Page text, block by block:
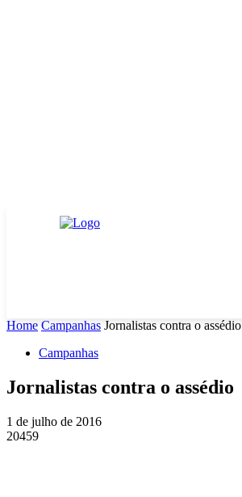
Home Campanhas Jornalistas contra o assédio
Campanhas
Jornalistas contra o assédio
1 de julho de 2016
20459